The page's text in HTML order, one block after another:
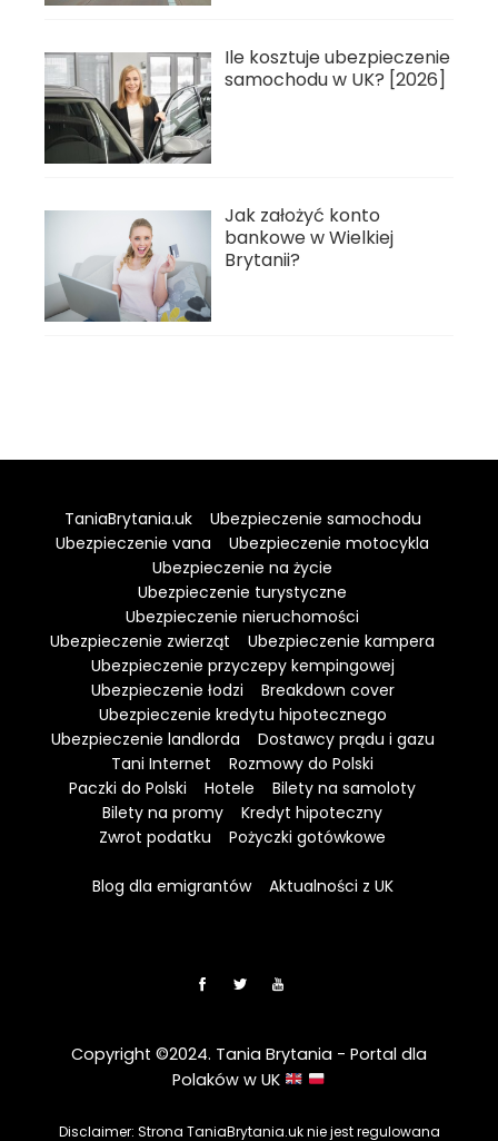
Ile kosztuje ubezpieczenie
samochodu w UK? [2026]
Jak założyć konto
bankowe w Wielkiej
Brytanii?
TaniaBrytania.uk
Ubezpieczenie samochodu
Ubezpieczenie vana
Ubezpieczenie motocykla
Ubezpieczenie na życie
Ubezpieczenie turystyczne
Ubezpieczenie nieruchomości
Ubezpieczenie zwierząt
Ubezpieczenie kampera
Ubezpieczenie przyczepy kempingowej
Ubezpieczenie łodzi
Breakdown cover
Ubezpieczenie kredytu hipotecznego
Ubezpieczenie landlorda
Dostawcy prądu i gazu
Tani Internet
Rozmowy do Polski
Paczki do Polski
Hotele
Bilety na samoloty
Bilety na promy
Kredyt hipoteczny
Zwrot podatku
Pożyczki gotówkowe
Blog dla emigrantów Aktualności z UK
Copyright ©2024. Tania Brytania - Portal dla
Polaków w UK
Disclaimer: Strona TaniaBrytania.uk nie jest regulowana